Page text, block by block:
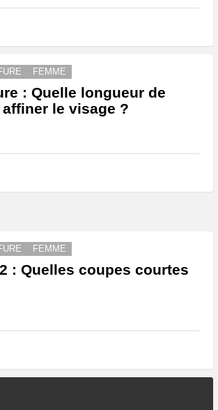
FEMME
: Quelle longueur de
le visage ?
FEMME
: Quelles coupes courtes